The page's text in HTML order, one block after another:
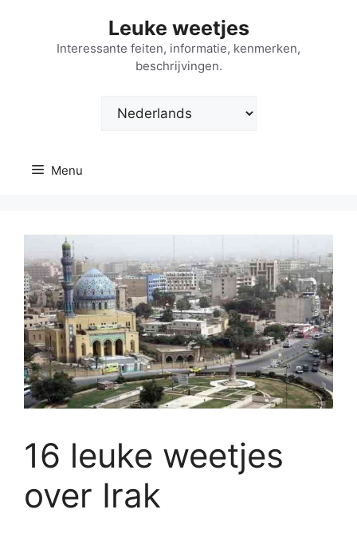
Leuke weetjes
Interessante feiten, informatie, kenmerken,
beschrijvingen.
Kies
Menu
16 leuke weetjes
over Irak